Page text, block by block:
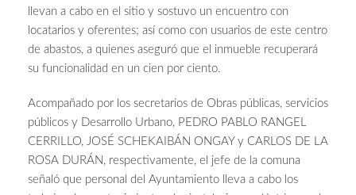
llevan a cabo en el sitio y sostuvo un encuentro con
locatarios y oferentes; así como con usuarios de este centro
de abastos, a quienes aseguró que el inmueble recuperará
su funcionalidad en un cien por ciento.
Acompañado por los secretarios de Obras públicas, servicios
públicos y Desarrollo Urbano, PEDRO PABLO RANGEL
CERRILLO, JOSÉ SCHEKAIBÁN ONGAY y CARLOS DE LA
ROSA DURÁN, respectivamente, el jefe de la comuna
señaló que personal del Ayuntamiento lleva a cabo los